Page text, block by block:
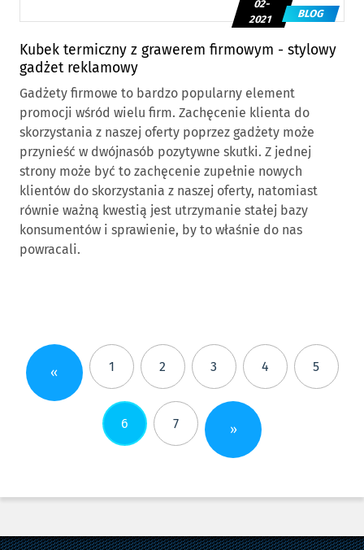
Kubek termiczny z grawerem firmowym - stylowy
gadżet reklamowy
02-
2021
BLOG
Gadżety firmowe to bardzo popularny element
promocji wśród wielu firm. Zachęcenie klienta do
skorzystania z naszej oferty poprzez gadżety może
przynieść w dwójnasób pozytywne skutki. Z jednej
strony może być to zachęcenie zupełnie nowych
klientów do skorzystania z naszej oferty, natomiast
równie ważną kwestią jest utrzymanie stałej bazy
konsumentów i sprawienie, by to właśnie do nas
powracali.
« 1 2 3 4 5
6 7 »